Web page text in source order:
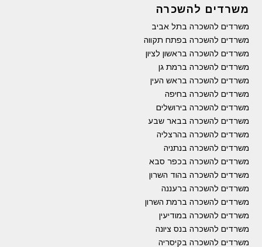
משרדים להשכרה
משרדים להשכרה בתל אביב
משרדים להשכרה בפתח תקווה
משרדים להשכרה בראשון לציון
משרדים להשכרה ברמת גן
משרדים להשכרה בראש העין
משרדים להשכרה בחיפה
משרדים להשכרה בירושלים
משרדים להשכרה בבאר שבע
משרדים להשכרה בהרצליה
משרדים להשכרה בנתניה
משרדים להשכרה בכפר סבא
משרדים להשכרה בהוד השרון
משרדים להשכרה ברעננה
משרדים להשכרה ברמת השרון
משרדים להשכרה במודיעין
משרדים להשכרה בנס ציונה
משרדים להשכרה בקיסריה